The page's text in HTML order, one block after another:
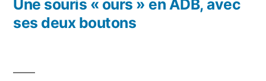
précédent :
Une souris « ours » en ADB, avec
ses deux boutons